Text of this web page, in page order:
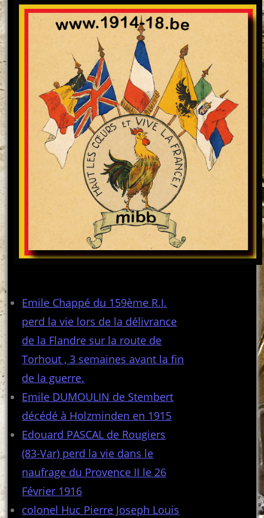
Emile Chappé du 159ème R.I.
perd la vie lors de la délivrance
de la Flandre sur la route de
Torhout , 3 semaines avant la fin
de la guerre.
Emile DUMOULIN de Stembert
décédé à Holzminden en 1915
Edouard PASCAL de Rougiers
(83-Var) perd la vie dans le
naufrage du Provence II le 26
Février 1916
colonel Huc Pierre Joseph Louis